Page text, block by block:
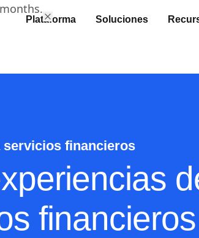
Plataforma Soluciones
servicios financieros